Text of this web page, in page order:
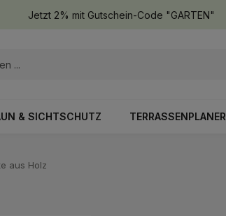
Jetzt 2% mit Gutschein-Code "GARTEN"
& SICHTSCHUTZ TERRASSENPLANER
aus Holz